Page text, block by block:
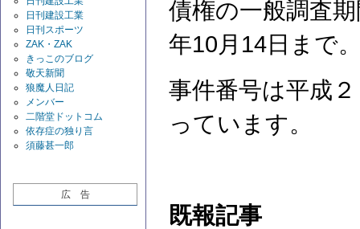
日刊建設工業
日刊スポーツ
ZAK・ZAK
きっこのブログ
敬天新聞
狼魔人日記
メンバー
二階堂ドットコム
依存症の独り言
須藤甚一郎
広 告
債権の一般調査
年10月14日まで
事件番号は平成
っています。
既報記事